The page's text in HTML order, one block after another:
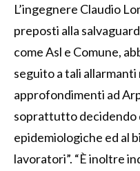
L’ingegnere Claudio
preposti alla
come Asl e Comune,
seguito a tali
approfondimenti ad
soprattutto decidendo
epidemiologiche ed al
lavoratori”. “È inoltre